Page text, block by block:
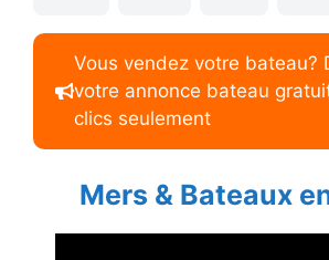
Vous vendez votre bateau?
votre annonce bateau
clics seulement
Mers & Bateaux